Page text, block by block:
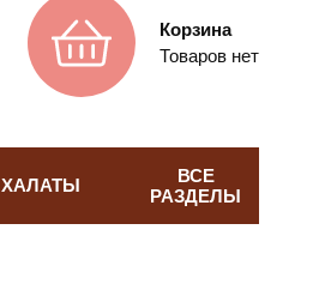
Корзина
Товаров нет
ХАЛАТЫ
ВСЕ
РАЗДЕЛЫ